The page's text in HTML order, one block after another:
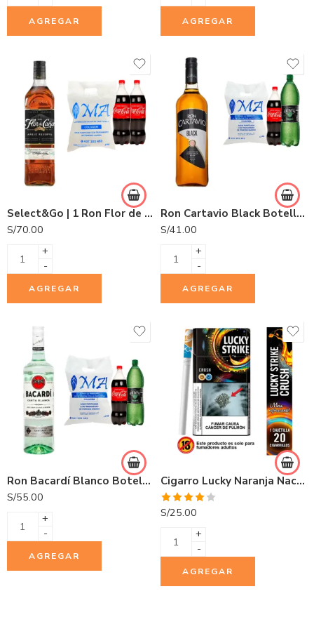
AGREGAR AGREGAR
Select&Go | 1 Ron Flor de Caña 5 años 750ml + 2 Gaseosas Coca Cola 1.5L + 1 Hielo COLDGEM 3.0Kg.
S/70.00
+
-
AGREGAR
Ron Cartavio Black Botella 1L
S/41.00
+
-
AGREGAR
Ron Bacardí Blanco Botella 750ml
S/55.00
+
-
AGREGAR
Cigarro Lucky Naranja Nacional 20 und
Valorado
con
S/25.00
+
-
AGREGAR